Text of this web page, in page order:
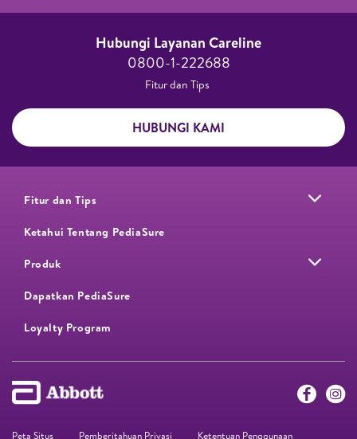
Hubungi Layanan Careline​
0800-1-222688​
Fitur dan Tips ​
HUBUNGI KAMI
Fitur dan Tips
Ketahui Tentang PediaSure
Produk
Dapatkan PediaSure
Loyalty Program​
Peta Situs Pemberitahuan Privasi Ketentuan Penggunaan